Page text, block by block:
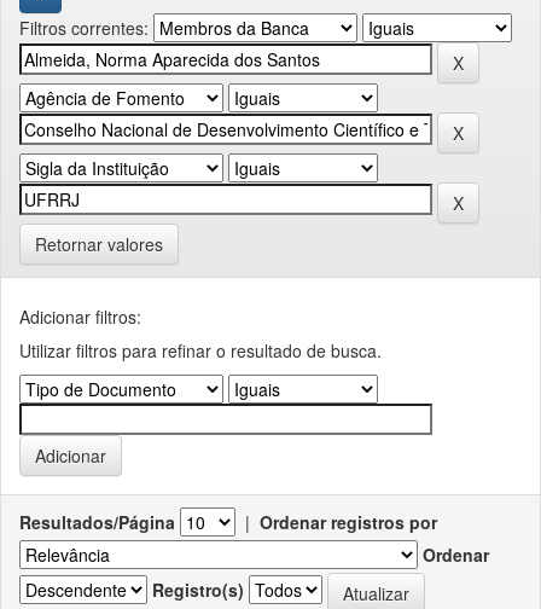
Filtros correntes:
Retornar valores
Adicionar filtros:
Utilizar filtros para refinar o resultado de busca.
Resultados/Página | Ordenar registros por
Ordenar
Registro(s)